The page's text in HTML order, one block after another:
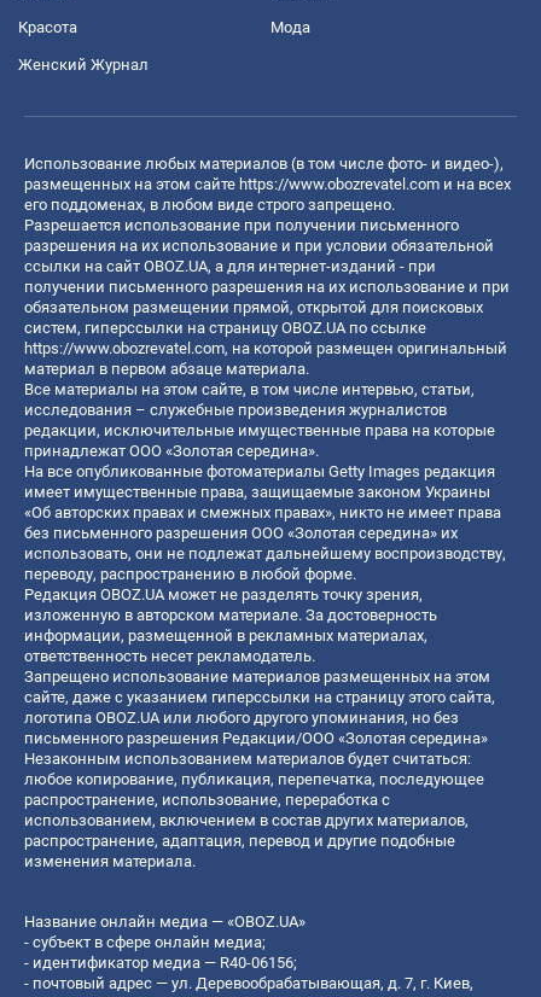
Красота Мода
Женский Журнал
Использование любых материалов (в том числе фото- и видео-),
размещенных на этом сайте https://www.obozrevatel.com и на всех
его поддоменах, в любом виде строго запрещено.
Разрешается использование при получении письменного
разрешения на их использование и при условии обязательной
ссылки на сайт OBOZ.UA, а для интернет-изданий - при
получении письменного разрешения на их использование и при
обязательном размещении прямой, открытой для поисковых
систем, гиперссылки на страницу OBOZ.UA по ссылке
https://www.obozrevatel.com, на которой размещен оригинальный
материал в первом абзаце материала.
Все материалы на этом сайте, в том числе интервью, статьи,
исследования – служебные произведения журналистов
редакции, исключительные имущественные права на которые
принадлежат ООО «Золотая середина».
На все опубликованные фотоматериалы Getty Images редакция
имеет имущественные права, защищаемые законом Украины
«Об авторских правах и смежных правах», никто не имеет права
без письменного разрешения ООО «Золотая середина» их
использовать, они не подлежат дальнейшему воспроизводству,
переводу, распространению в любой форме.
Редакция OBOZ.UA может не разделять точку зрения,
изложенную в авторском материале. За достоверность
информации, размещенной в рекламных материалах,
ответственность несет рекламодатель.
Запрещено использование материалов размещенных на этом
сайте, даже с указанием гиперссылки на страницу этого сайта,
логотипа OBOZ.UA или любого другого упоминания, но без
письменного разрешения Редакции/ООО «Золотая середина»
Незаконным использованием материалов будет считаться:
любое копирование, публикация, перепечатка, последующее
распространение, использование, переработка с
использованием, включением в состав других материалов,
распространение, адаптация, перевод и другие подобные
изменения материала.
Название онлайн медиа — «OBOZ.UA»
- субъект в сфере онлайн медиа;
- идентификатор медиа — R40-06156;
- почтовый адрес — ул. Деревообрабатывающая, д. 7, г. Киев,